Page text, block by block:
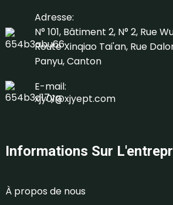
Adresse:
N° 101, Bâtiment 2, N° 2, Rue
Route Xinqiao Tai'an, Rue
Panyu, Canton
E-mail:
xjy01@xjyept.com
Informations Sur
À propos de nous